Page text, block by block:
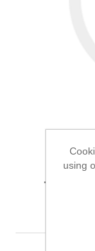
using